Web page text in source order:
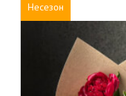
Несезон